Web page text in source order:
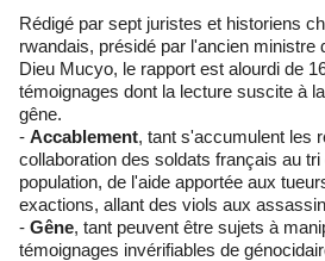
Rédigé par sept juristes et historiens
rwandais, présidé par l'ancien ministre
Dieu Mucyo, le rapport est alourdi de
témoignages dont la lecture suscite à
gêne.
- Accablement, tant s'accumulent les
collaboration des soldats français au tri
population, de l'aide apportée aux
exactions, allant des viols aux
- Gêne, tant peuvent être sujets à
témoignages invérifiables de